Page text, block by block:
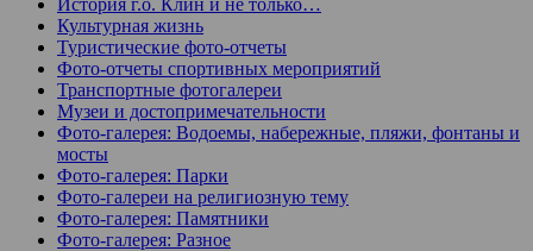
Культурная жизнь
Туристические фото-отчеты
Фото-отчеты спортивных мероприятий
Транспортные фотогалереи
Музеи и достопримечательности
Фото-галерея: Водоемы, набережные, пляжи, фонтаны и
мосты
Фото-галерея: Парки
Фото-галереи на религиозную тему
Фото-галерея: Памятники
Фото-галерея: Разное